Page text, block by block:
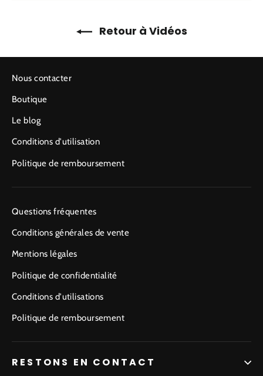
Retour à Vidéos
Nous contacter
Boutique
Le blog
Conditions d'utilisation
Politique de remboursement
Questions fréquentes
Conditions générales de vente
Mentions légales
Politique de confidentialité
Conditions d'utilisations
Politique de remboursement
RESTONS EN CONTACT